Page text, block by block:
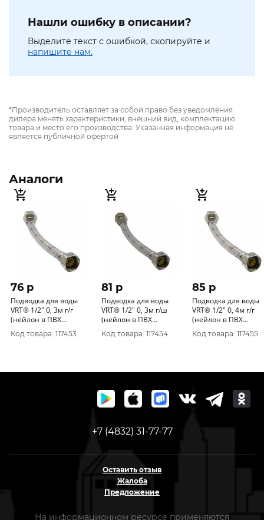
Нашли ошибку в описании?
Выделите текст с ошибкой, скопируйте и
напишите нам.
*Производитель оставляет за собой право без уведомления
дилера менять характеристики, внешний вид, комплектацию
товара и место его производства. Указанная информация не
является публичной офертой
Аналоги
76 p
Подводка для воды
VRT® 1/2" 0, 3м г/г
(нейлон в ПВХ
оболочке)
Код товара: 117453
81 p
Подводка для воды
VRT® 1/2" 0, 3м г/ш
(нейлон в ПВХ
оболочке)
Код товара: 117454
85 p
Подводка для воды
VRT® 1/2" 0, 4м г/г
(нейлон в ПВХ
оболочке)
Код товара: 117455
+7 (4832) 31-77-77
Оставить отзыв
Жалоба
Предложение
На информационном ресурсе применяются